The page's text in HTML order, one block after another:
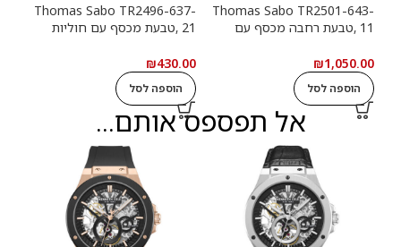
Thomas Sabo TR2501-643-
11 ,טבעת רחבה מכסף עם
₪1,050.00
הוספה לסל
Thomas Sabo TR2496-637-
21 ,טבעת מכסף עם חוליות
₪430.00
הוספה לסל
אל תפספס אותם...